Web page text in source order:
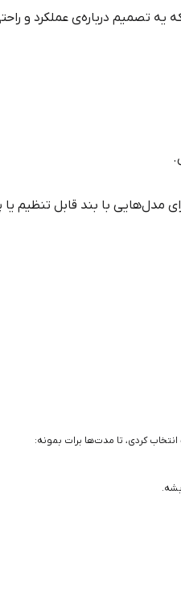
یه تصمیم درباره‌ی عملکرد و
کردی، تا مدت‌ها برات بمونه: